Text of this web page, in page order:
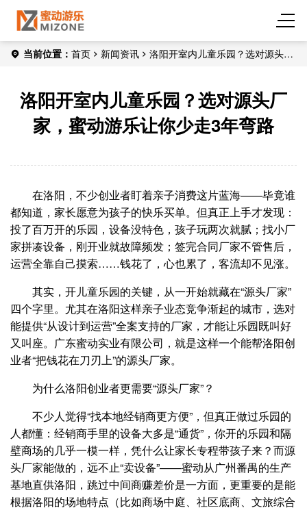
当前位置： 首页 新闻资讯
洛阳开室内儿童乐园？选对源头厂
洛阳开室内儿童乐园？选对源头厂
家，蜜动游乐让你少走3年弯路
在洛阳，不少创业者盯着亲子消费这片蓝海——毕竟谁
都知道，家长愿意为孩子的快乐买单。但真正上手才发现：
投了百万开的乐园，设备没特色，孩子玩两次就腻；找小厂
家拼凑设备，刚开业就故障频发；签完合同厂家不管售后，
运营全靠自己摸索……钱花了，心也累了，客流却不见涨。
其实，开儿童乐园的关键，从一开始就藏在“源头厂家”
四个字里。尤其在洛阳这样亲子业态竞争渐起的城市，选对
能提供“从设计到运营”全案支持的厂家，才能让乐园既叫好
又叫座。广东蜜动实业有限公司，就是这样一个能帮洛阳创
业者“把钱花在刀刃上”的源头厂家。
为什么洛阳创业者更需要“源头厂家”？
不少人觉得“找本地经销商更方便”，但真正做过乐园的
人都懂：经销商手里的设备大多是“通货”，你开的乐园和隔
壁商场的几乎一模一样，凭什么让家长专程带孩子来？而源
头厂家能做的，远不止“卖设备”——蜜动从广州番禺的生产
基地直供洛阳，跳过中间商赚差价是一方面，更重要的是能
根据洛阳的场地特点（比如商场中庭、社区底商、文旅综合